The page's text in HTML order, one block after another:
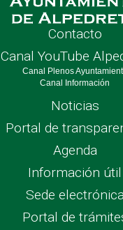
Contacto
Canal YouTube
Canal Plenos
Canal Información
Noticias
Portal de
Agenda
Información útil
Sede
Portal de